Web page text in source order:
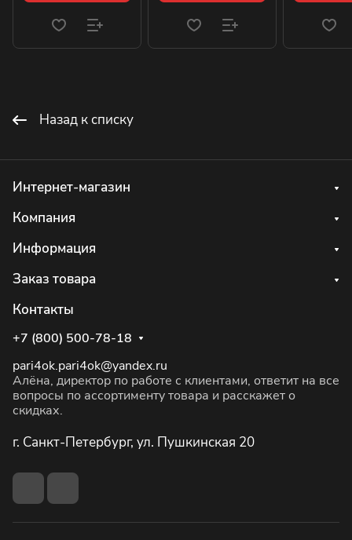
Назад к списку
Интернет-магазин
Компания
Информация
Заказ товара
Контакты
+7 (800) 500-78-18
pari4ok.pari4ok@yandex.ru
Алёна, директор по работе с клиентами, ответит на все
вопросы по ассортименту товара и расскажет о
скидках.
г. Санкт-Петербург, ул. Пушкинская 20